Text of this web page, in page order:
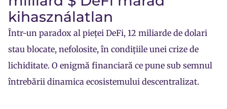
kihasználatlan
Într-un paradox al pieței DeFi, 12 miliarde de dolari
stau blocate, nefolosite, în condițiile unei crize de
lichiditate. O enigmă financiară ce pune sub semnul
întrebării dinamica ecosistemului descentralizat.